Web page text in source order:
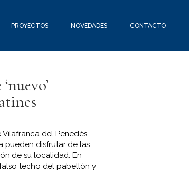
PROYECTOS NOVEDADES CONTACTO
del Penedès
pueden disfrutar de las
de su localidad. En
techo del pabellón y